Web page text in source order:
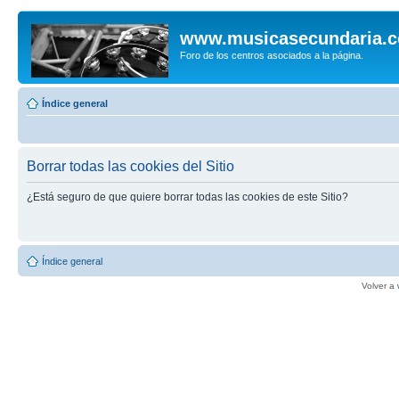
Foro de los centros asociados a la página.
Índice general
Borrar todas las cookies del Sitio
¿Está seguro de que quiere borrar todas las cookies de este Sitio?
Índice general
Volver a